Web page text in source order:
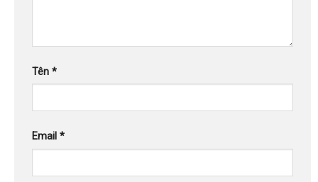
Tên *
Email *